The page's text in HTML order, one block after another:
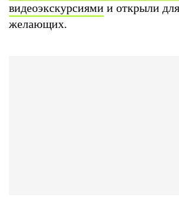
видеоэкскурсиями и открыли
желающих.